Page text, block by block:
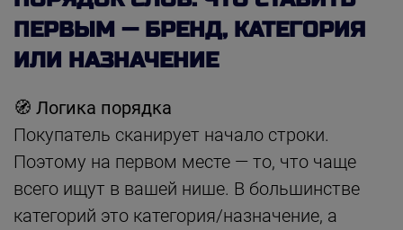
ПЕРВЫМ — БРЕНД, КАТЕГОРИЯ
ИЛИ НАЗНАЧЕНИЕ
🧭 Логика порядка
Покупатель сканирует начало строки.
Поэтому на первом месте — то, что чаще
всего ищут в вашей нише. В большинстве
категорий это категория/назначение, а